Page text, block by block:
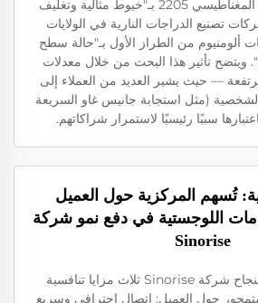
الفولاذ المقاوم للصدأ المغناطيسي 2205 بـ"خيوط مثالية وتغليف
تصنيع الدراجات النارية في الولايات
ألومنيوم من الطراز الأول بـ"حالة سطح
ويتضح تأثير هذا البحث من خلال معدلات
— حيث يشير العديد من العملاء إلى
(مثل استجابة جانيس غاو السريعة
سببًا رئيسيًا لاستمرار شراكاتهم.
تُسهم المركزية حول العميل
اللوجستية في دفع نمو شركة
Sinorise
يحدد تحليل متعمق لنجاح شركة Sinorise ثلاث مزايا تنافسية
حول العميل: اتصال احترافي وسريع